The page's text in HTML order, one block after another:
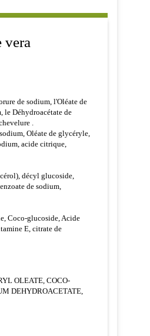
vera
de sodium, l'Oléate de
le Déhydroacétate de
.
Oléate de glycéryle,
acide citrique,
décyl glucoside,
de sodium,
Coco-glucoside, Acide
E, citrate de
OLEATE, COCO-
DEHYDROACETATE,